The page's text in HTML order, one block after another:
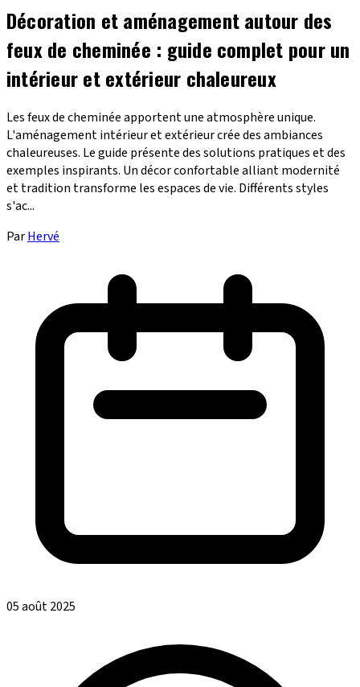
Décoration et aménagement autour des
feux de cheminée : guide complet pour un
intérieur et extérieur chaleureux
Les feux de cheminée apportent une atmosphère unique.
L'aménagement intérieur et extérieur crée des ambiances
chaleureuses. Le guide présente des solutions pratiques et des
exemples inspirants. Un décor confortable alliant modernité
et tradition transforme les espaces de vie. Différents styles
s'ac...
ParHervé
05 août 2025